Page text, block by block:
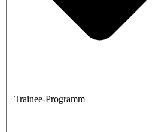
Trainee-Programm